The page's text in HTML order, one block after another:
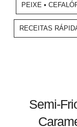
PEIXE •
RECEITAS
Semi-